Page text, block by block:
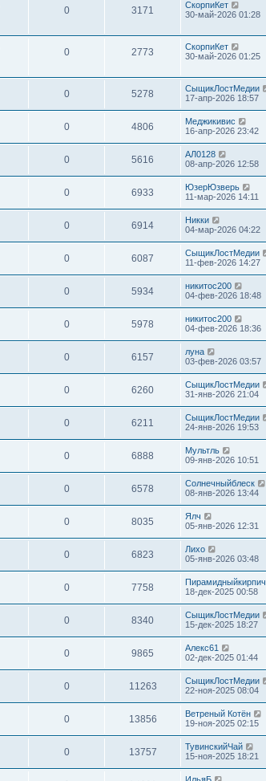
0 3171
СкорпиКет
30-май-2026 01:28
0 2773
СкорпиКет
30-май-2026 01:25
0 5278
СыщикЛостМедии
17-апр-2026 18:57
0 4806
Меджикивис
16-апр-2026 23:42
0 5616
АЛ0128
08-апр-2026 12:58
0 6933
ЮзерЮзверь
11-мар-2026 14:11
0 6914
Никки
04-мар-2026 04:22
0 6087
СыщикЛостМедии
11-фев-2026 14:27
0 5934
никитос200
04-фев-2026 18:48
0 5978
никитос200
04-фев-2026 18:36
0 6157
луна
03-фев-2026 03:57
0 6260
СыщикЛостМедии
31-янв-2026 21:04
0 6211
СыщикЛостМедии
24-янв-2026 19:53
0 6888
Мультль
09-янв-2026 10:51
0 6578
Солнечныйблеск
08-янв-2026 13:44
0 8035
Ялч
05-янв-2026 12:31
0 6823
Лихо
05-янв-2026 03:48
0 7758
Пирамидныйкирпич
18-дек-2025 00:58
0 8340
СыщикЛостМедии
15-дек-2025 18:27
0 9865
Алекс61
02-дек-2025 01:44
0 11263
СыщикЛостМедии
22-ноя-2025 08:04
0 13856
Ветреный Котён
19-ноя-2025 02:15
0 13757
ТувинскийЧай
15-ноя-2025 18:21
ИльяБ